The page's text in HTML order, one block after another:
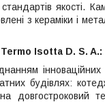
якості.
з кераміки і
Isotta D. S. A.:
будівлях:
довгостроковий